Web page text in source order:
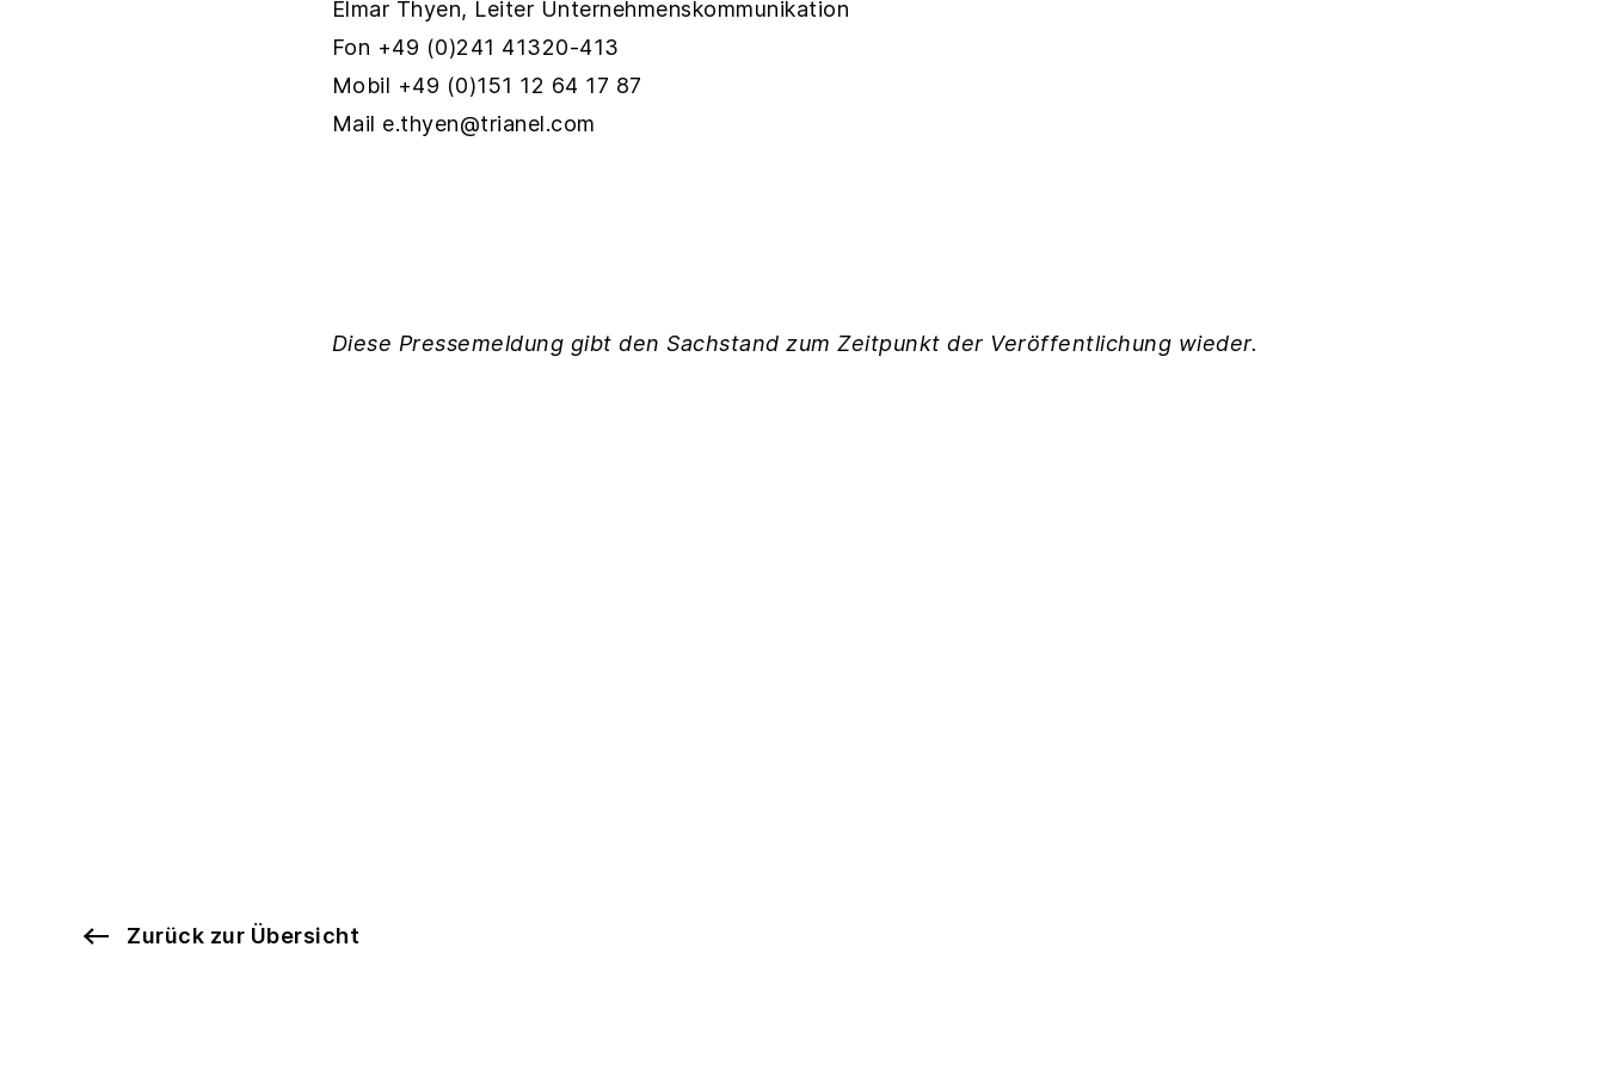
Elmar Thyen, Leiter Unternehmenskommunikation
Fon +49 (0)241 41320-413
Mobil +49 (0)151 12 64 17 87
Mail e.thyen@trianel.com
Diese Pressemeldung gibt den Sachstand zum Zeitpunkt der Veröffentlichung wieder.
Zurück zur Übersicht